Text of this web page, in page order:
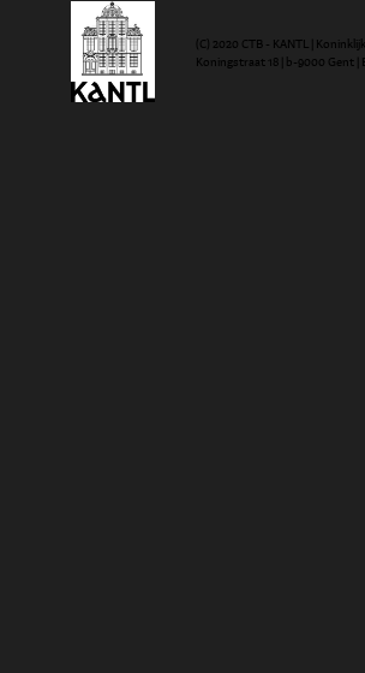
(C) 2020 CTB - KANTL |
Koningstraat 18 | b-9000 Gent |